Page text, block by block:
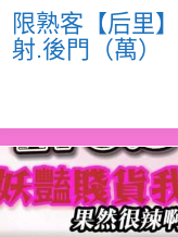
限熟客【后里
射.後門（萬）